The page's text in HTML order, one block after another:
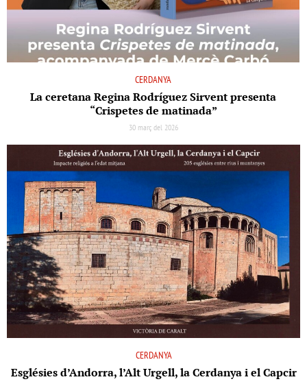
CERDANYA
La ceretana Regina Rodríguez Sirvent presenta
“Crispetes de matinada”
30 març del 2026
CERDANYA
Esglésies d’Andorra, l’Alt Urgell, la Cerdanya i el Capcir